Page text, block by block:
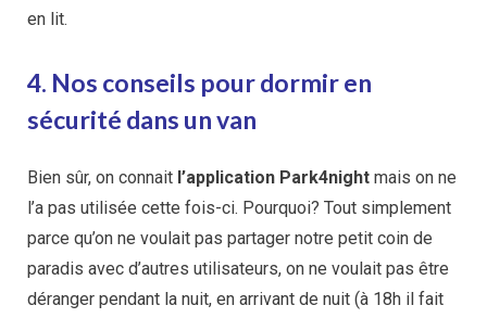
en lit.
4. Nos conseils pour dormir en
sécurité dans un van
Bien sûr, on connait l’application Park4night mais on ne
l’a pas utilisée cette fois-ci. Pourquoi? Tout simplement
parce qu’on ne voulait pas partager notre petit coin de
paradis avec d’autres utilisateurs, on ne voulait pas être
déranger pendant la nuit, en arrivant de nuit (à 18h il fait